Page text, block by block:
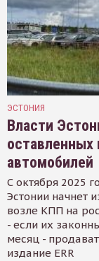
ЭСТОНИЯ
Власти
оставленных
автомобилей
С октября 2025
Эстонии начнет
возле КПП на
- если их
месяц -
издание ERR